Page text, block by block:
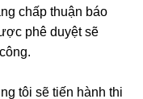
chấp thuận báo
phê duyệt sẽ
tôi sẽ tiến hành thi